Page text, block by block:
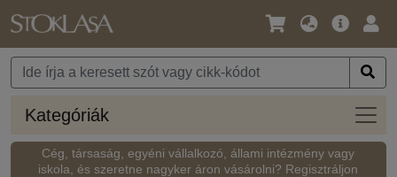
Nyelv
Pénznem
Fő
Kategóriák
Cég, társaság, egyéni vállalkozó, állami intézmény vagy
iskola, és szeretne nagyker áron vásárolni? Regisztráljon